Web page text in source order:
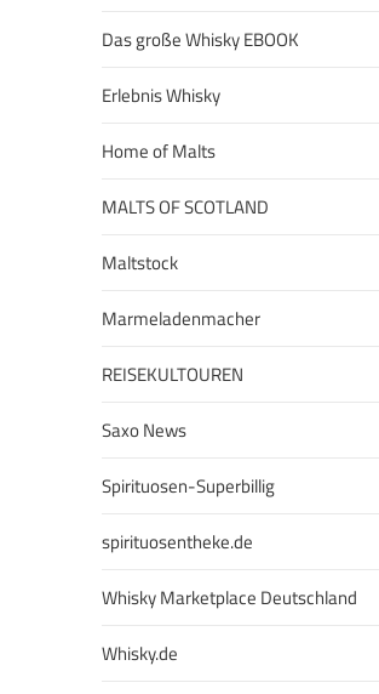
Das große Whisky EBOOK
Erlebnis Whisky
Home of Malts
MALTS OF SCOTLAND
Maltstock
Marmeladenmacher
REISEKULTOUREN
Saxo News
Spirituosen-Superbillig
spirituosentheke.de
Whisky Marketplace Deutschland
Whisky.de